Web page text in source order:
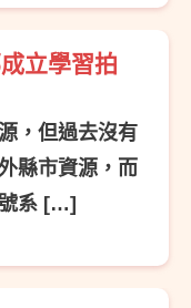
立學習拍
，但過去沒有
縣市資源，而
系 […]